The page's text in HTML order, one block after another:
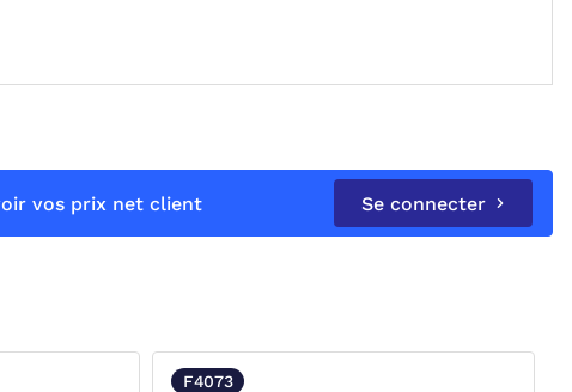
vos prix net client Se connecter
F4073